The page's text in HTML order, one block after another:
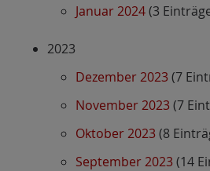
Januar 2024(3
2023
Dezember 2023(7
November 2023(7
Oktober 2023(8
September 2023(14